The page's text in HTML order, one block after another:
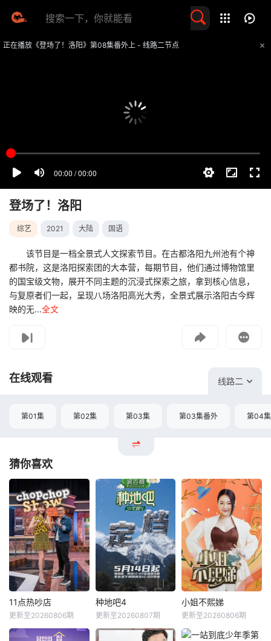
正在播放《登场了！洛阳》第08集番外上 - 线路二节点
登场了！洛阳
综艺 2021 大陆 国语
该节目是一档全景式人文探索节目。在古都洛阳九州池有个神
都书院，这是洛阳探索团的大本营，每期节目，他们通过博物馆里
的国宝级文物，展开不同主题的沉浸式探索之旅，拿到核心信息，
与复原者们一起，呈现八场洛阳高光大秀，全景式展示洛阳古今辉
映的无...全文
如遇无法播放请提交给我们
在线观看 线路二
第01集 第02集 第03集 第03集番外 第04集
猜你喜欢
11点热吵店
更新至20260806期
种地吧4
更新至20260807期
小姐不熙娣
更新至20260806期